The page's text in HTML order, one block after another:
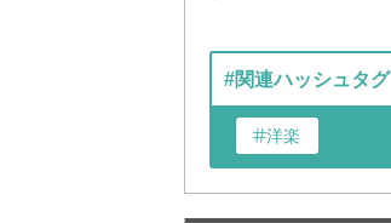
#関連ハッシュタグ
洋楽